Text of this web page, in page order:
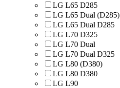
LG L65 D285
LG L65 Dual (D285)
LG L65 Dual D285
LG L70 D325
LG L70 Dual
LG L70 Dual D325
LG L80 (D380)
LG L80 D380
LG L90